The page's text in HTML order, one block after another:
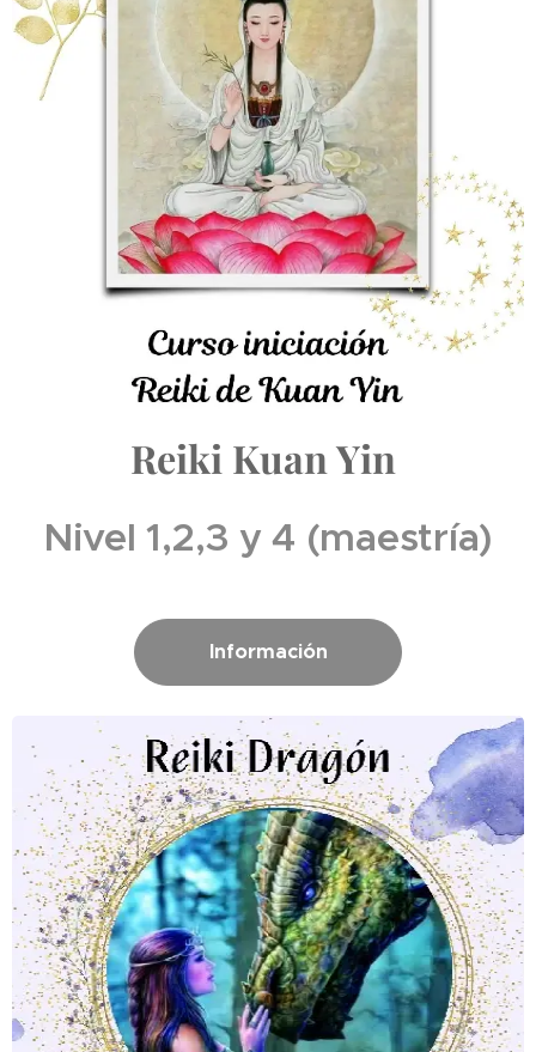
Reiki Kuan Yin
Nivel 1,2,3 y 4 (maestría)
Información